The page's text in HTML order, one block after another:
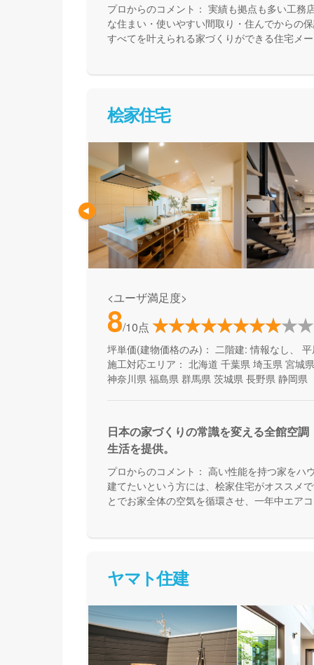
プロからのコメント： 実績も拠点も多い工務
な住まい・使いやすい間取り・住んでからの
すべてを叶えられる家づくりができる住宅メ
桧家住宅
<ユーザ満足度>
8/10点
坪単価(建物価格のみ)： 二階建: 情報なし、
施工対応エリア： 北海道 千葉県 埼玉県 宮城
神奈川県 福島県 群馬県 茨城県 長野県 静岡県
日本の家づくりの常識を変える全館空
生活を提供。
プロからのコメント： 高い性能を持つ家をハ
建てたいという方には、桧家住宅がオススメ
とでお家全体の空気を循環させ、一年中エア
ヤマト住建